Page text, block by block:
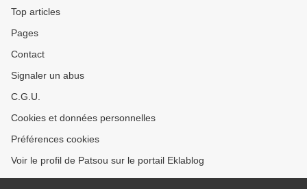
Top articles
Pages
Contact
Signaler un abus
C.G.U.
Cookies et données personnelles
Préférences cookies
Voir le profil de Patsou sur le portail Eklablog